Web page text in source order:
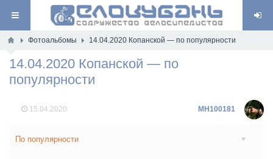
Фотоальбомы 14.04.2020 Копанской — по популярности
14.04.2020 Копанской — по
популярности
15.04.2020 MH100181
По популярности